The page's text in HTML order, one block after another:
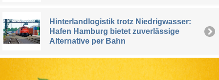
Hinterlandlogistik trotz Niedrigwasser:
Hafen Hamburg bietet zuverlässige
Alternative per Bahn